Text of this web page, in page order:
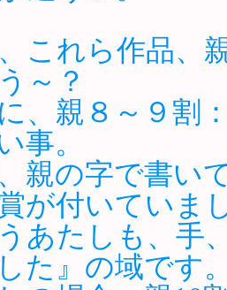
これら作品、
～？
、親８～９割
事。
親の字で書い
が付いていま
あたしも、手
た』の域です